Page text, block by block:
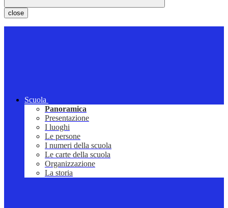
close
Scuola
Panoramica
Presentazione
I luoghi
Le persone
I numeri della scuola
Le carte della scuola
Organizzazione
La storia